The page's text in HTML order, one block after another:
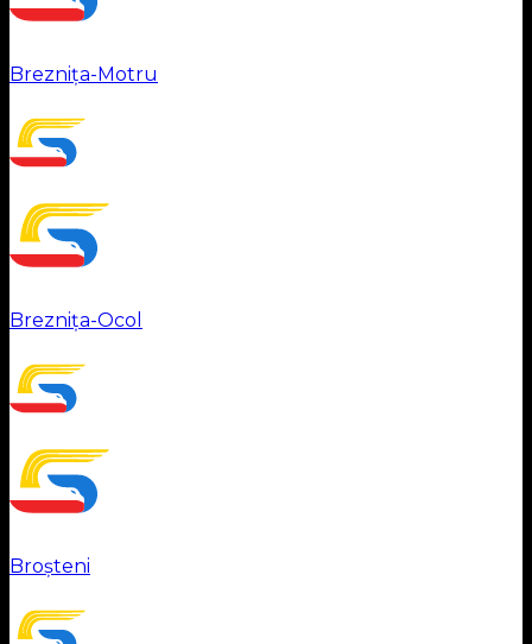
Breznița-Motru
Breznița-Ocol
Broșteni